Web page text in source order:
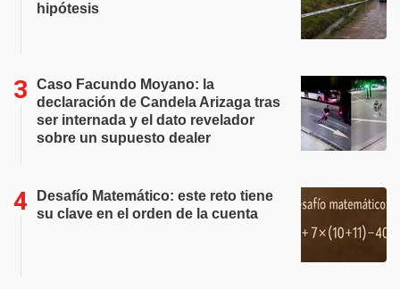
hipótesis
Caso Facundo Moyano: la
declaración de Candela Arizaga tras
ser internada y el dato revelador
sobre un supuesto dealer
Desafío Matemático: este reto tiene
su clave en el orden de la cuenta